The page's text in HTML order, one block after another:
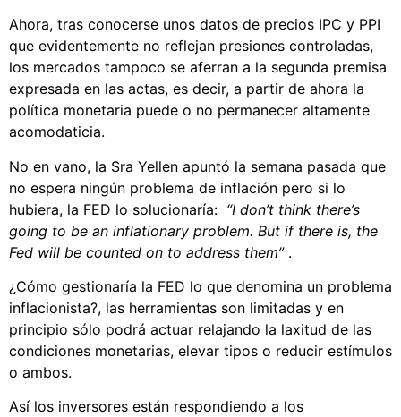
Ahora, tras conocerse unos datos de precios IPC y PPI
que evidentemente no reflejan presiones controladas,
los mercados tampoco se aferran a la segunda premisa
expresada en las actas, es decir, a partir de ahora la
política monetaria puede o no permanecer altamente
acomodaticia.
No en vano, la Sra Yellen apuntó la semana pasada que
no espera ningún problema de inflación pero si lo
hubiera, la FED lo solucionaría: “I don’t think there’s
going to be an inflationary problem. But if there is, the
Fed will be counted on to address them”.
¿Cómo gestionaría la FED lo que denomina un problema
inflacionista?, las herramientas son limitadas y en
principio sólo podrá actuar relajando la laxitud de las
condiciones monetarias, elevar tipos o reducir estímulos
o ambos.
Así los inversores están respondiendo a los